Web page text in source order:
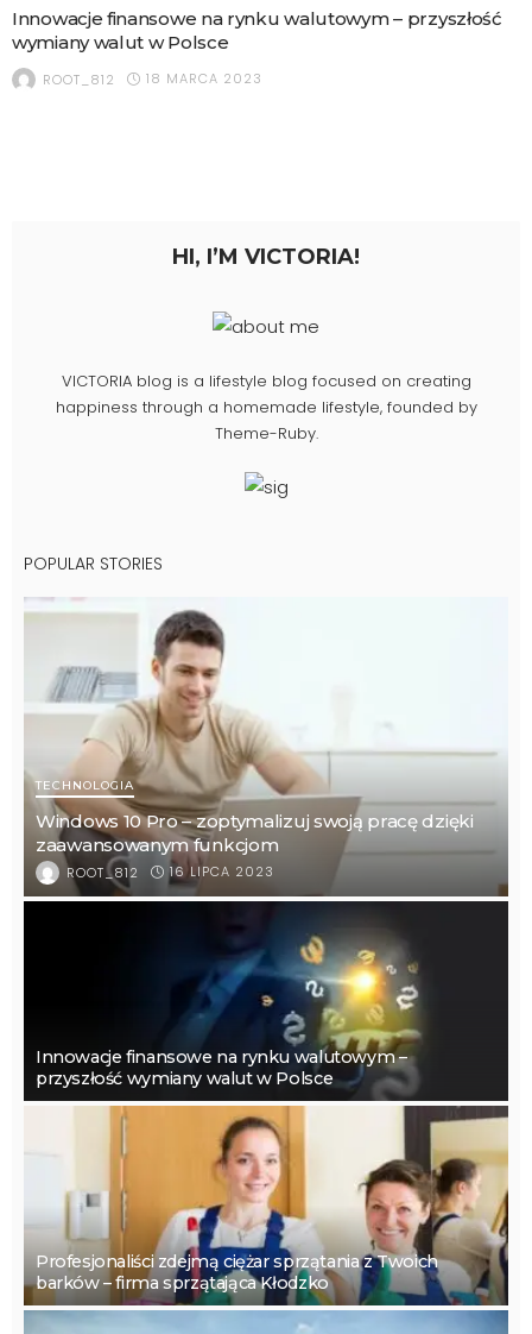
Innowacje finansowe na rynku walutowym – przyszłość
wymiany walut w Polsce
ROOT_812 18 MARCA 2023
HI, I’M VICTORIA!
VICTORIA blog is a lifestyle blog focused on creating
happiness through a homemade lifestyle, founded by
Theme-Ruby.
POPULAR STORIES
TECHNOLOGIA
Windows 10 Pro – zoptymalizuj swoją pracę dzięki
zaawansowanym funkcjom
ROOT_812 16 LIPCA 2023
Innowacje finansowe na rynku walutowym –
przyszłość wymiany walut w Polsce
Profesjonaliści zdejmą ciężar sprzątania z Twoich
barków – firma sprzątająca Kłodzko